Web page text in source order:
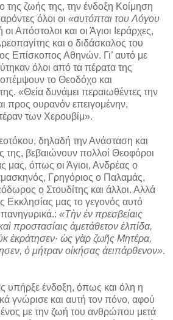
της ζωής της, την ένδοξη Κοίμηση
όλοι οι «αυτόπται του Λόγου
Απόστολοι και οι Άγιοι Ιεράρχες,
και ο διδάσκαλος του
Επίσκοπος Αθηνών. Γι’ αυτό με
όλοι από τα πέρατα της
το Θεοδόχο και
«Θεία δυνάμει περαιωθέντες την
προς ουρανόν επειγομένην,
των Χερουβίμ».
δηλαδή την Ανάσταση και
βεβαιώνουν πολλοί Θεοφόροι
μας, όπως οι Άγιοι, Ανδρέας ο
Γρηγόριος ο Παλαμάς,
ο Στουδίτης και άλλοι. Αλλά
Εκκλησίας μας το γεγονός αυτό
πανηγυρικά.: «Τὴν ἐν πρεσβείαις
προστασίαις ἀμετάθετον ἐλπίδα,
ἐκράτησεν· ὡς γὰρ ζωῆς Μητέρα,
ὁ μήτραν οἰκήσας ἀειπάρθενον».
υπήρξε ένδοξη, όπως και όλη η
γνώρισε και αυτή τον πόνο, αφού
με την ζωή του ανθρώπου μετά